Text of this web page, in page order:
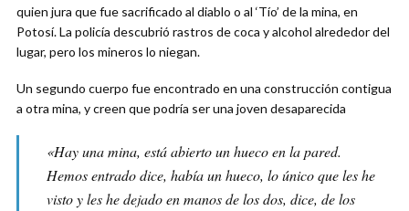
quien jura que fue sacrificado al diablo o al ‘Tío’ de la mina, en
Potosí. La policía descubrió rastros de coca y alcohol alrededor del
lugar, pero los mineros lo niegan.
Un segundo cuerpo fue encontrado en una construcción contigua
a otra mina, y creen que podría ser una joven desaparecida
«Hay una mina, está abierto un hueco en la pared.
Hemos entrado dice, había un hueco, lo único que les he
visto y les he dejado en manos de los dos, dice, de los